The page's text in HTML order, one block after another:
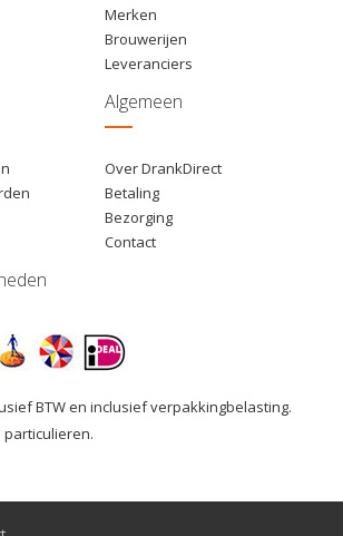
Merken
Brouwerijen
Leveranciers
Algemeen
Over DrankDirect
Betaling
Bezorging
Contact
BTW en inclusief verpakkingbelasting.